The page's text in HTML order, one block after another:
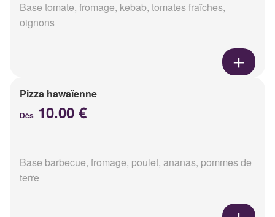
Base tomate, fromage, kebab, tomates fraîches,
oignons
Pizza hawaïenne
Dès 10.00 €
Base barbecue, fromage, poulet, ananas, pommes de
terre